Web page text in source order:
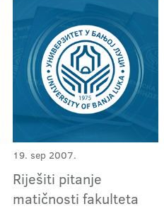
19. sep 2007.
Riješiti pitanje
matičnosti fakulteta